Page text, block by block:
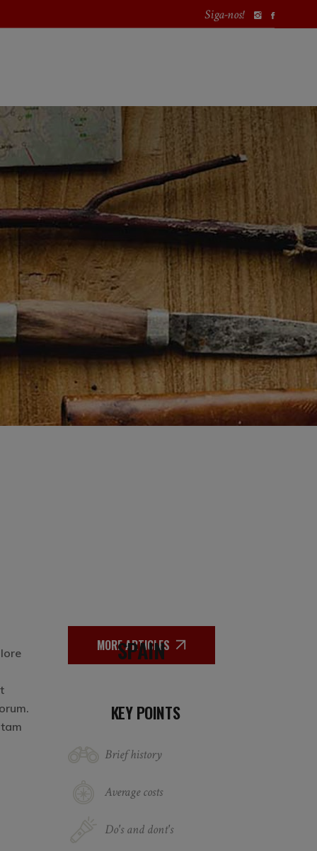
Siga-nos!
SPAIN
MORE ARTICLES
KEY POINTS
Brief history
Average costs
Do's and dont's